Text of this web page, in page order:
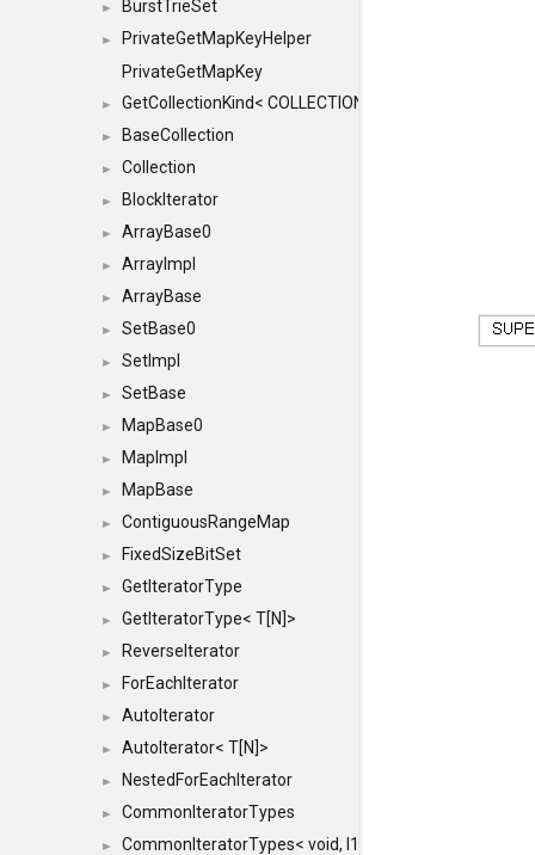
► BurstTrieSet
►
PrivateGetMapKeyHelper
PrivateGetMapKey
► GetCollectionKind< COLLECTION, typename
► BaseCollection
► Collection
► BlockIterator
► ArrayBase0
► ArrayImpl
► ArrayBase
► SetBase0
► SetImpl
► SetBase
► MapBase0
► MapImpl
► MapBase
► ContiguousRangeMap
► FixedSizeBitSet
► GetIteratorType
► GetIteratorType< T[N]>
► ReverseIterator
► ForEachIterator
► AutoIterator
► AutoIterator< T[N]>
► NestedForEachIterator
► CommonIteratorTypes
► CommonIteratorTypes< void, I1, I2 >